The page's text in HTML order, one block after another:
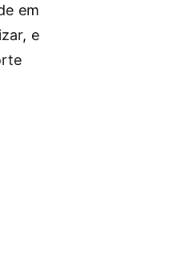
em
e